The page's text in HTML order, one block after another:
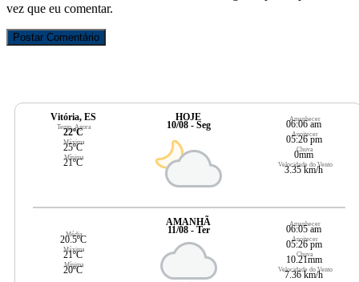
vez que eu comentar.
Vitória, ES
Temp. Agora
22ºC
Máxima
25ºC
Mínima
21ºC
HOJE
10/08 - Seg
Amanhecer
06:06 am
Anoitecer
05:26 pm
Chuva
0mm
Velocidade do Vento
3.35 km/h
Média
20.5ºC
Máxima
21ºC
Mínima
20ºC
AMANHÃ
11/08 - Ter
Amanhecer
06:05 am
Anoitecer
05:26 pm
Chuva
10.21mm
Velocidade do Vento
7.36 km/h